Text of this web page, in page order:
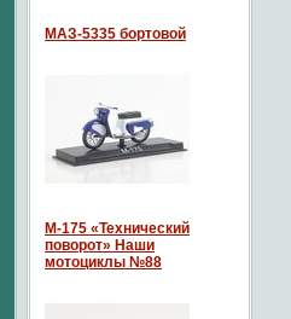
МАЗ-5335 бортовой
М-175 «Технический
поворот» Наши
мотоциклы №88